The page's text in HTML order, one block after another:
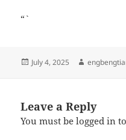
“`
Posted
July 4, 2025 Author
Leave a Reply
You must belogged in